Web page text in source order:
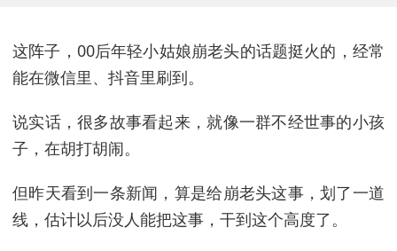
这阵子，00后年轻小姑娘崩老头的话题挺火的，经常
能在微信里、抖音里刷到。
说实话，很多故事看起来，就像一群不经世事的小孩
子，在胡打胡闹。
但昨天看到一条新闻，算是给崩老头这事，划了一道
线，估计以后没人能把这事，干到这个高度了。